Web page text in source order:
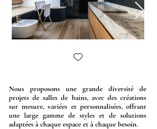
Nous proposons une grande diversité de
projets de salles de bains, avec des créations
sur mesure, variées et personnalisées, offrant
une large gamme de styles et de solutions
adaptées à chaque espace et à chaque besoin.